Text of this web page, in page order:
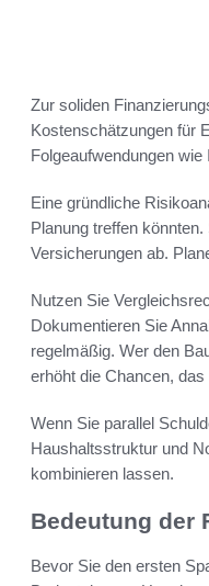
Zur soliden
Kostenschätzungen für
Folgeaufwendungen
Eine gründliche
Planung treffen
Versicherungen ab.
Nutzen Sie
Dokumentieren Sie
regelmäßig. Wer den
erhöht die Chancen,
Wenn Sie parallel
Haushaltsstruktur und
kombinieren lassen.
Bedeutung der
Bevor Sie den ersten